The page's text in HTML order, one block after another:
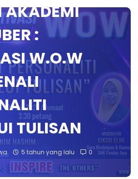
AKADEMI
:
W.O.W
TULISAN
5 tahun yang lalu 0